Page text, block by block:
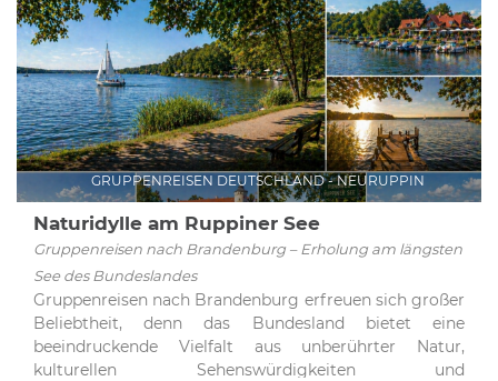
GRUPPENREISEN DEUTSCHLAND - NEURUPPIN
Naturidylle am Ruppiner See
Gruppenreisen nach Brandenburg – Erholung am längsten
See des Bundeslandes
Gruppenreisen nach Brandenburg erfreuen sich großer
Beliebtheit, denn das Bundesland bietet eine
beeindruckende Vielfalt aus unberührter Natur,
kulturellen Sehenswürdigkeiten und